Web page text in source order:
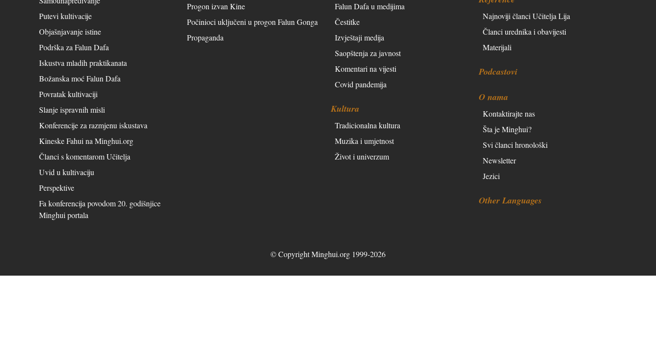
Putevi kultivacije
Objašnjavanje istine
Podrška za Falun Dafa
Iskustva mladih praktikanata
Božanska moć Falun Dafa
Povratak kultivaciji
Slanje ispravnih misli
Konferencije za razmjenu iskustava
Kineske Fahui na Minghui.org
Članci s komentarom Učitelja
Uvid u kultivaciju
Perspektive
Fa konferencija povodom 20. godišnjice
Minghui portala
Progon izvan Kine
Počinioci uključeni u progon Falun Gonga
Propaganda
Falun Dafa u medijima
Čestitke
Izvještaji medija
Saopštenja za javnost
Komentari na vijesti
Covid pandemija
Kultura
Tradicionalna kultura
Muzika i umjetnost
Život i univerzum
Najnoviji članci Učitelja Lija
Članci urednika i obavijesti
Materijali
Podcastovi
O nama
Kontaktirajte nas
Šta je Minghui?
Svi članci hronološki
Newsletter
Jezici
Other Languages
© Copyright Minghui.org 1999-2026